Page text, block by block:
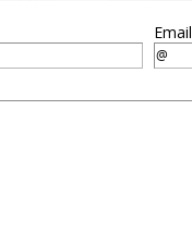
Email